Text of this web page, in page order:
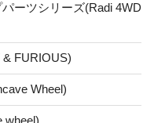
ーツシリーズ(Radi 4WD
FURIOUS)
Wheel)
wheel)